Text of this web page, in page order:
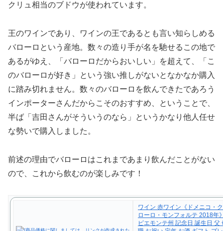
クリュ相当のブドウが使われています。
王のワインであり、ワインの王であるとも言い知らしめる
バローロという産地。数々の造り手が名を馳せるこの地で
あるがゆえ、「バローロだからおいしい」を超えて、「こ
のバローロが好き」という強い推しがないとなかなか購入
に踏み切れません。数々のバローロを飲んできたであろう
インポーターさんだからこそのおすすめ、ということで、
半ば「吉田さんがそういうのなら」というかなり他人任せ
な勢いで購入しました。
前述の理由でバローロはこれまであまり飲んだことがない
ので、これから飲むのが楽しみです！
ワイン 赤ワイン《ドメニコ・
ローロ・モンフォルテ 2018年
ピエモンテ州 記念日 誕生日 父